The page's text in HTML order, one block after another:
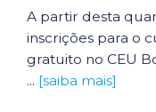
A partir desta
inscrições para o
gratuito no CEU
... [saiba mais]